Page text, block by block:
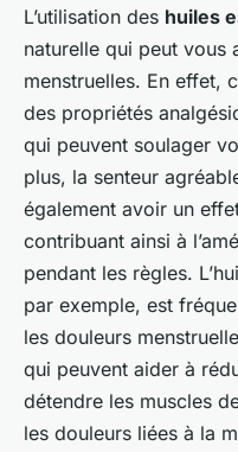
L’utilisation des huiles
naturelle qui peut vous
menstruelles. En effet,
des propriétés
qui peuvent soulager
plus, la senteur
également avoir un
contribuant ainsi à
pendant les règles.
par exemple, est
les douleurs
qui peuvent aider à
détendre les muscles
les douleurs liées à la